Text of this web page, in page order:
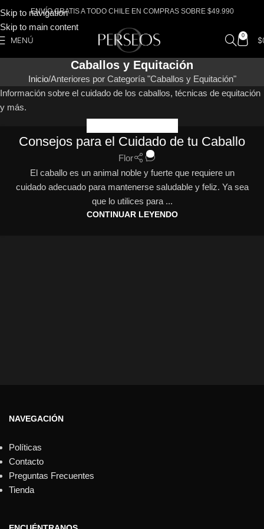
Skip to navigation
Skip to main content
ENVÍO GRATIS A TODO CHILE EN COMPRAS SOBRE $49.990
MENÚ 0 $
Caballos y Equitación
Inicio Anteriores por Categoría "Caballos y Equitación"
Información sobre el cuidado de los caballos, técnicas de equitación
y más.
Consejos para el Cuidado de tu Caballo
Flor
El caballo es un animal noble y fuerte que requiere un
cuidado adecuado para mantenerse saludable y feliz. Ya sea
que lo utilices para ...
CONTINUAR LEYENDO
NAVEGACIÓN
Políticas
Contacto
Preguntas Frecuentes
Tienda